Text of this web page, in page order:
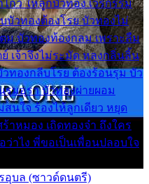
กว ให้ลูกบัวทอง เวรกรรม
บัวทองต้องโรย บัวทองไม่
ม บัวทองท้องกลม เพราะลืม
เจ้าจึงไม่ระมัด หลงกลิ่นลิ้น
ทองกลีบโรย ต้องร้อนรุม บัว
มอุรา บัวทองผ่ายผอม
นใจ ร้องไห้ลูกเดียว หยุด
าหมอง เถิดทองจ๋า ถึงใคร
ว่าไง พี่ขอเป็นเพื่อนปลอบใจ
อุบล (ซาวด์ดนตรี)